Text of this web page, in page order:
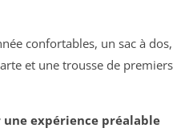
confortables, un sac à dos,
et une trousse de premiers
une expérience préalable